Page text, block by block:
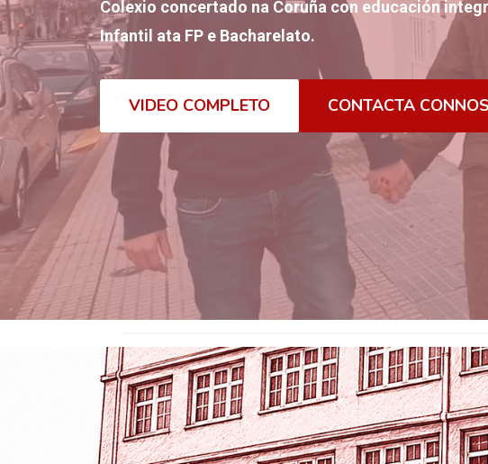
Colexio concertado na Coruña con educación
Infantil ata FP e Bacharelato.
VIDEO COMPLETO CONTACTA